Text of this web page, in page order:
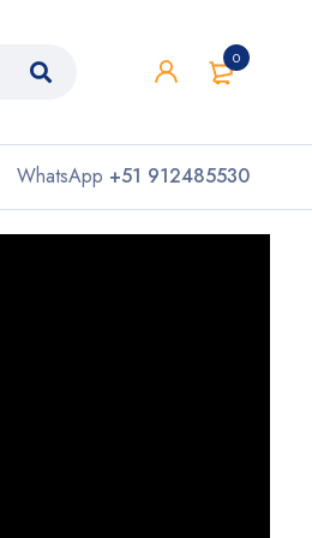
0
WhatsApp +51 912485530